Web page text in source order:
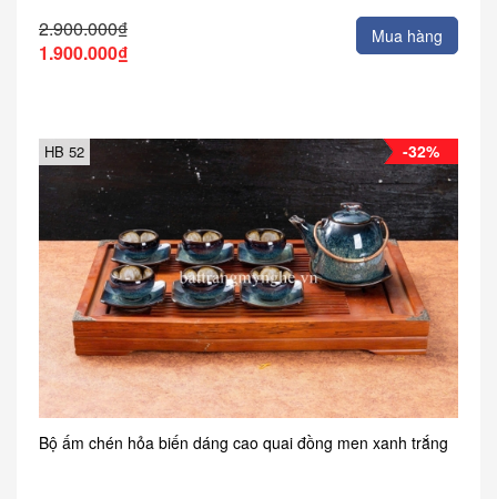
2.900.000₫
1.900.000₫
Mua hàng
-32%
HB 52
Bộ ấm chén hỏa biến dáng cao quai đồng men xanh trắng